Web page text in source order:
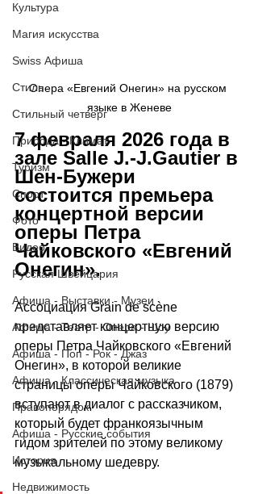
Культура
Магия искусства
Swiss Афиша
Стиль
Стильный четверг
Природа - Климат
Туризм
Спорт
Фото
Видео
Русская Швейцария
Афиша - Выставки - Музеи
Афиша - Театр - Опера - Шоу
Афиша - Поп - Рок - Джаз
Афиша - Классическая музыка
Правопорядок
Афиша - Русские события
История
Недвижимость
Опера «Евгений Онегин» на русском
языке в Женеве
7 февраля 2026 года в
зале Salle J.-J.Gautier в
Шен-Бужери
состоится премьера
концертной версии
оперы Петра
Чайковского «Евгений
Онегин».
Ассоциация Grain de scène
представляет концертную версию
оперы Петра Чайковского «Евгений
Онегин», в которой великие
страницы оперы Чайковского (1879)
вступают в диалог с рассказчиком,
который будет франкоязычным
гидом зрителей по этому великому
музыкальному шедевру.